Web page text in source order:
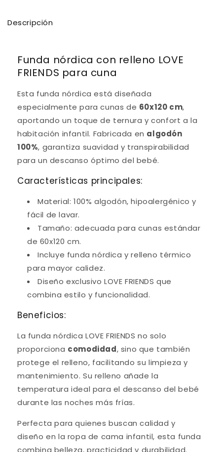
Descripción
Funda nórdica con relleno LOVE
FRIENDS para cuna
Esta funda nórdica está diseñada
especialmente para cunas de 60x120 cm,
aportando un toque de ternura y confort a la
habitación infantil. Fabricada en algodón
100%, garantiza suavidad y transpirabilidad
para un descanso óptimo del bebé.
Características principales:
Material: 100% algodón, hipoalergénico y
fácil de lavar.
Tamaño: adecuada para cunas estándar
de 60x120 cm.
Incluye funda nórdica y relleno térmico
para mayor calidez.
Diseño exclusivo LOVE FRIENDS que
combina estilo y funcionalidad.
Beneficios:
La funda nórdica LOVE FRIENDS no solo
proporciona comodidad, sino que también
protege el relleno, facilitando su limpieza y
mantenimiento. Su relleno añade la
temperatura ideal para el descanso del bebé
durante las noches más frías.
Perfecta para quienes buscan calidad y
diseño en la ropa de cama infantil, esta funda